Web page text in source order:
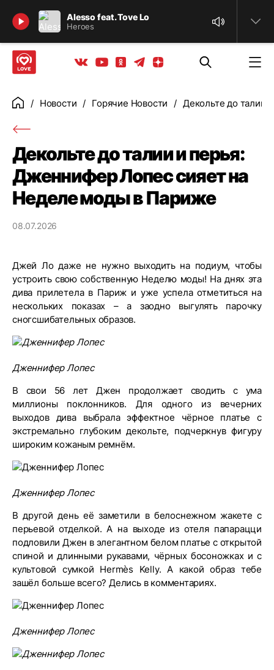
Alesso feat. Tove Lo
Heroes
Найти
Вконтакте
YoutubeОдноклассники
ТелеграмЯндекс дзен
ГлавнаяНовости Горячие Новости Декольте до талии
Декольте до талии и перья:
Дженнифер Лопес сияет на
Неделе моды в Париже
08.07.2026
Джей Ло даже не нужно выходить на подиум, чтобы
устроить свою собственную Неделю моды! На днях эта
дива прилетела в Париж и уже успела отметиться на
нескольких показах – а заодно выгулять парочку
сногсшибательных образов.
Дженнифер Лопес
В свои 56 лет Джен продолжает сводить с ума
миллионы поклонников. Для одного из вечерних
выходов дива выбрала эффектное чёрное платье с
экстремально глубоким декольте, подчеркнув фигуру
широким кожаным ремнём.
Дженнифер Лопес
В другой день её заметили в белоснежном жакете с
перьевой отделкой. А на выходе из отеля папарацци
подловили Джен в элегантном белом платье с открытой
спиной и длинными рукавами, чёрных босоножках и с
культовой сумкой Hermès Kelly. А какой образ тебе
зашёл больше всего? Делись в комментариях.
Дженнифер Лопес